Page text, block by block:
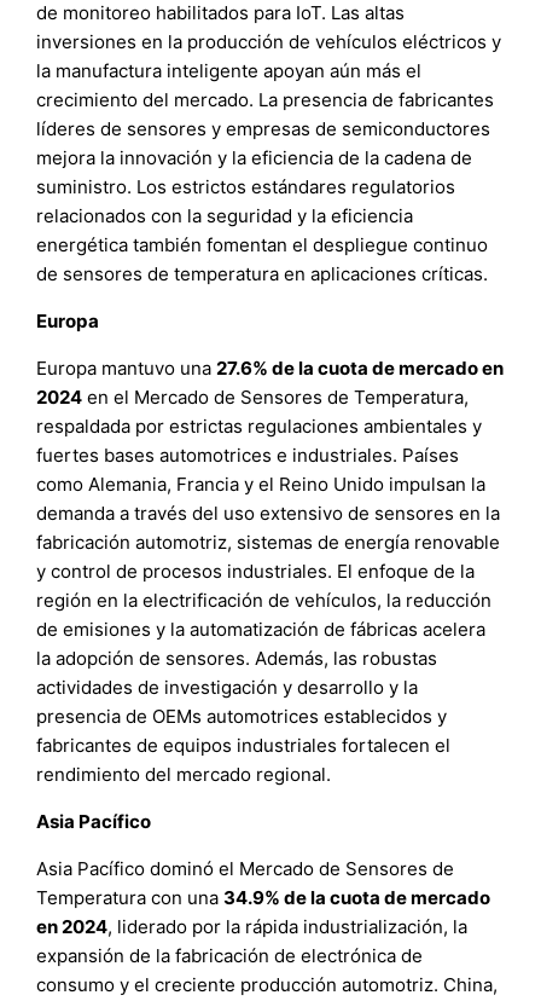
de monitoreo habilitados para IoT. Las altas
inversiones en la producción de vehículos eléctricos y
la manufactura inteligente apoyan aún más el
crecimiento del mercado. La presencia de fabricantes
líderes de sensores y empresas de semiconductores
mejora la innovación y la eficiencia de la cadena de
suministro. Los estrictos estándares regulatorios
relacionados con la seguridad y la eficiencia
energética también fomentan el despliegue continuo
de sensores de temperatura en aplicaciones críticas.
Europa
Europa mantuvo una27.6% de la cuota de mercado en
2024 en el Mercado de Sensores de Temperatura,
respaldada por estrictas regulaciones ambientales y
fuertes bases automotrices e industriales. Países
como Alemania, Francia y el Reino Unido impulsan la
demanda a través del uso extensivo de sensores en la
fabricación automotriz, sistemas de energía renovable
y control de procesos industriales. El enfoque de la
región en la electrificación de vehículos, la reducción
de emisiones y la automatización de fábricas acelera
la adopción de sensores. Además, las robustas
actividades de investigación y desarrollo y la
presencia de OEMs automotrices establecidos y
fabricantes de equipos industriales fortalecen el
rendimiento del mercado regional.
Asia Pacífico
Asia Pacífico dominó el Mercado de Sensores de
Temperatura con una34.9% de la cuota de mercado
en 2024, liderado por la rápida industrialización, la
expansión de la fabricación de electrónica de
consumo y el creciente producción automotriz. China,